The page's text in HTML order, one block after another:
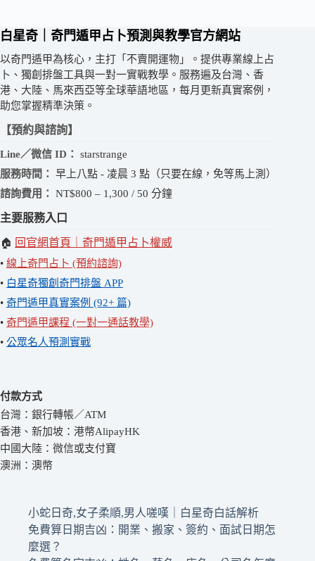
白星奇｜奇門遁甲占卜預測與教學官方網站
以奇門遁甲為核心，主打「不賣開運物」。提供專業線上占
卜、獨創排盤工具與一對一實戰教學。服務遍及台灣、香
港、大陸、馬來西亞等全球華語地區，每月更新真實案例，
助您掌握精準決策。
【預約與諮詢】
Line／微信 ID：
starstrange
服務時間：
早上八點 - 凌晨 3 點（只要在線，免等馬上測）
諮詢費用：
NT$800 – 1,300 / 50 分鐘
主要服務入口
🏠 回官網首頁｜奇門遁甲占卜權威
• 線上奇門占卜 (預約諮詢)
• 白星奇獨創奇門排盤 APP
• 奇門遁甲真實案例 (92+ 篇)
• 奇門遁甲課程 (一對一通話教學)
• 公眾名人預測實戰
付款方式
台灣：銀行轉帳／ATM
香港、新加坡：港幣AlipayHK
中國大陸：微信或支付寶
澳洲：澳幣
小蛇日奇,女子柔順,男人嗟嘆｜白星奇白話解析
免費算日期吉凶：開業、搬家、簽約、面試日期怎
麼選？